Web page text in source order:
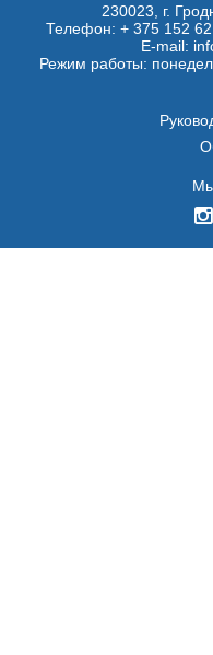
230023, г.
Телефон: + 375 152
E-mail:
Режим работы: